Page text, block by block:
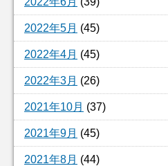
2022年5月 (45)
2022年4月 (45)
2022年3月 (26)
2021年10月 (37)
2021年9月 (45)
2021年8月 (44)